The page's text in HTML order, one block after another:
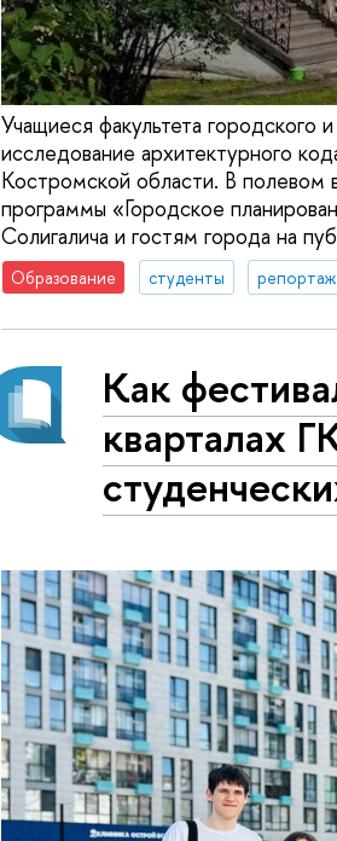
Учащиеся факультета
исследование архитектурного
Костромской области. В полевом
программы «Городское
Солигалича и гостям города на
Образование студенты
Как
кварталах